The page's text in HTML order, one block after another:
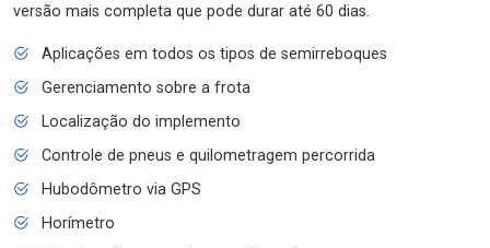
versão mais completa que pode durar até 60 dias.
Aplicações em todos os tipos de semirreboques
Gerenciamento sobre a frota
Localização do implemento
Controle de pneus e quilometragem percorrida
Hubodômetro via GPS
Horímetro